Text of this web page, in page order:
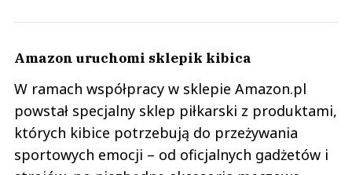
Amazon uruchomi sklepik kibica
W ramach współpracy w sklepie Amazon.pl
powstał specjalny sklep piłkarski z produktami,
których kibice potrzebują do przeżywania
sportowych emocji – od oficjalnych gadżetów i